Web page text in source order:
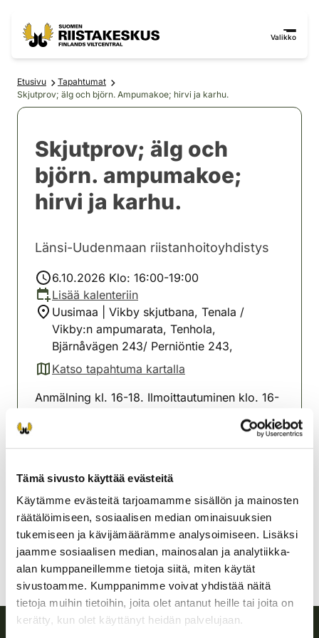
Tämä sivusto käyttää evästeitä
Käytämme evästeitä tarjoamamme sisällön ja mainosten
räätälöimiseen, sosiaalisen median ominaisuuksien
tukemiseen ja kävijämäärämme analysoimiseen. Lisäksi
jaamme sosiaalisen median, mainosalan ja analytiikka-
alan kumppaneillemme tietoja siitä, miten käytät
sivustoamme. Kumppanimme voivat yhdistää näitä
tietoja muihin tietoihin, joita olet antanut heille tai joita on
kerätty, kun olet käyttänyt heidän palvelujaan.
Valikko
Etusivu
Tapahtumat
Skjutprov; älg och björn. Ampumakoe; hirvi ja karhu.
Skjutprov; älg och
björn. ampumakoe;
hirvi ja karhu.
Länsi-Uudenmaan riistanhoitoyhdistys
6.10.2026 Klo: 16:00-19:00
Lisää kalenteriin
Uusimaa | Vikby skjutbana, Tenala /
Vikby:n ampumarata, Tenhola,
Bjärnåvägen 243/ Perniöntie 243,
Katso tapahtuma kartalla
(avautuu uuteen välilehteen)
Anmälning kl. 16-18. Ilmoittautuminen klo. 16-
Länsi-Uudenmaan
Uusimaa
040 658 2299
vastranylandsjvf@rhy.riista.fi